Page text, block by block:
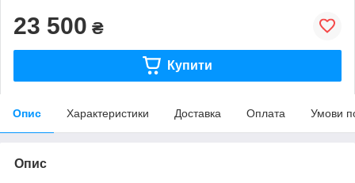
23 500 ₴
Купити
Опис Характеристики Доставка Оплата Умови
Опис